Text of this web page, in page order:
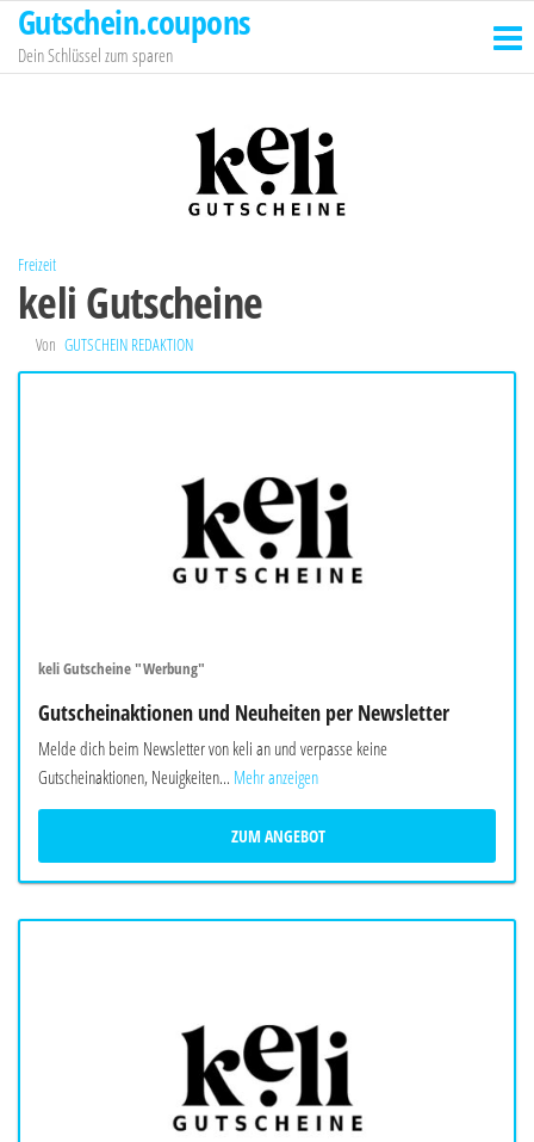
Zum
Inhalt
springen
Gutschein.coupons
Dein Schlüssel zum sparen
Freizeit
keli Gutscheine
Von GUTSCHEIN REDAKTION
keli Gutscheine "Werbung"
Gutscheinaktionen und Neuheiten per Newsletter
Melde dich beim Newsletter von keli an und verpasse keine
Gutscheinaktionen, Neuigkeiten... Mehr anzeigen
ZUM ANGEBOT